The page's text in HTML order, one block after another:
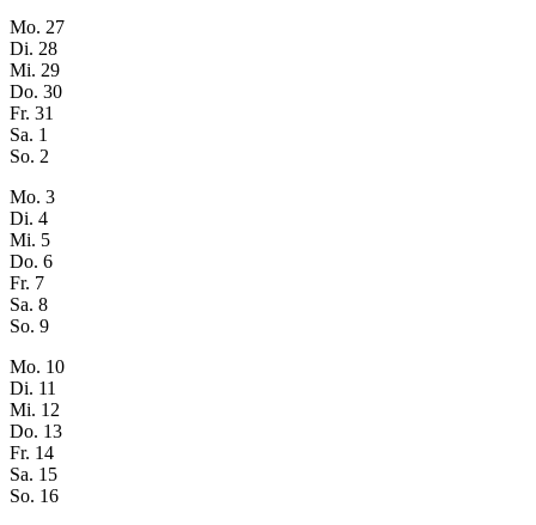
Mo. 27
Di. 28
Mi. 29
Do. 30
Fr. 31
Sa. 1
So. 2
Mo. 3
Di. 4
Mi. 5
Do. 6
Fr. 7
Sa. 8
So. 9
Mo. 10
Di. 11
Mi. 12
Do. 13
Fr. 14
Sa. 15
So. 16